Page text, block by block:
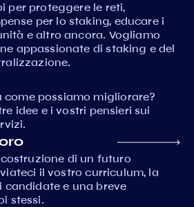
per proteggere le reti,
per lo staking, educare i
e altro ancora. Vogliamo
appassionate di staking e del
come possiamo migliorare?
idee e i vostri pensieri sui
di un futuro
il vostro curriculum, la
candidate e una breve
stessi.